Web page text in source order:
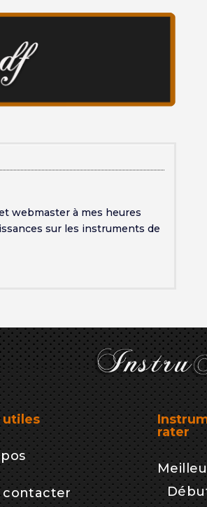
webmaster à mes heures
sur les instruments de
utiles
contacter
rater